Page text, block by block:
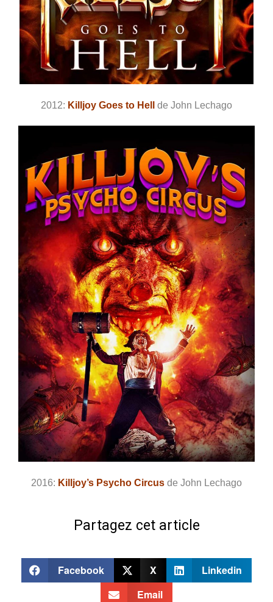
2012: Killjoy Goes to Hell de John Lechago
2016: Killjoy’s Psycho Circus de John Lechago
Partagez cet article
Facebook X
Linkedin
Email